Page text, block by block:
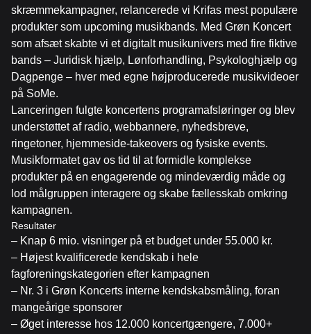
skræmmekampagner, relancerede vi Krifas mest populære
produkter som upcoming musikbands. Med Grøn Koncert
som afsæt skabte vi et digitalt musikunivers med fire fiktive
bands – Juridisk hjælp, Lønforhandling, Psykologhjælp og
Dagpenge – hver med egne højproducerede musikvideoer
på SoMe.
Lanceringen fulgte koncertens programafsløringer og blev
understøttet af radio, webbannere, nyhedsbreve,
ringetoner, hjemmeside-takeovers og fysiske events.
Musikformatet gav os tid til at formidle komplekse
produkter på en engagerende og mindeværdig måde og
lod målgruppen interagere og skabe fællesskab omkring
kampagnen.
Resultater
– Knap 6 mio. visninger på et budget under 55.000 kr.
– Højest kvalificerede kendskab i hele
fagforeningskategorien efter kampagnen
– Nr. 3 i Grøn Koncerts interne kendskabsmåling, foran
mangeårige sponsorer
– Øget interesse hos 12.000 koncertgængere, 7.000+